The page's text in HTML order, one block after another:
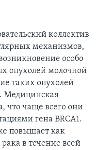
коллектив
механизмов,
особо
опухолей молочной
таких опухолей –
Медицинская
что чаще всего они
гена BRCA1.
повышает как
в течение всей